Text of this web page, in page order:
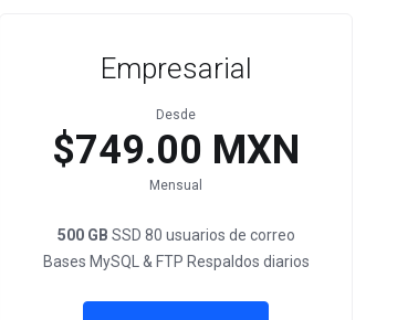
Empresarial
Desde
$749.00 MXN
Mensual
500 GB SSD 80 usuarios de correo
Bases MySQL & FTP Respaldos diarios